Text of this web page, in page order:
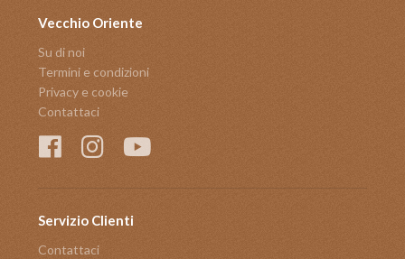
Vecchio Oriente
Su di noi
Termini e condizioni
Privacy e cookie
Contattaci
Servizio Clienti
Contattaci